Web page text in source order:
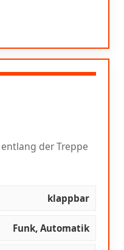
der Treppe
klappbar
Funk, Automatik